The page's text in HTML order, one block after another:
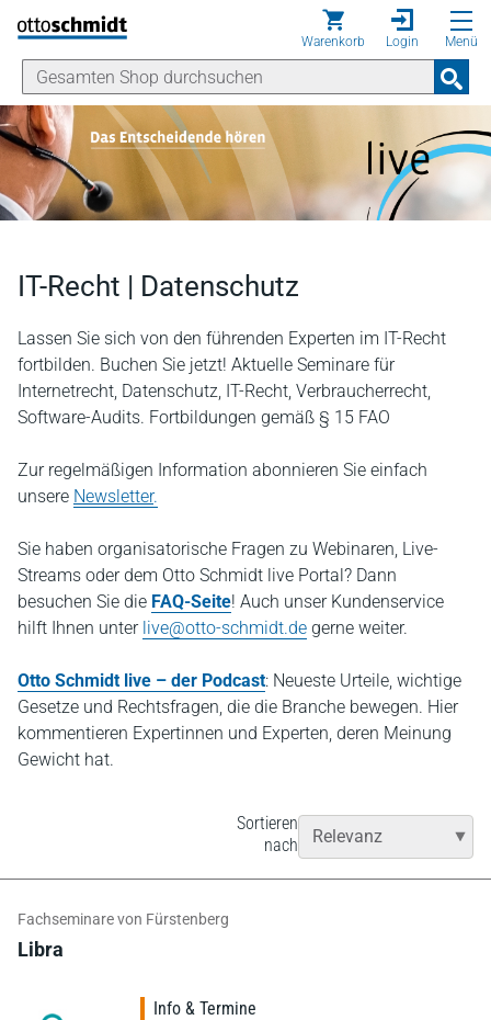
Direkt zum Inhalt
Warenkorb Login Menü
IT-Recht | Datenschutz
Lassen Sie sich von den führenden Experten im IT-Recht
fortbilden. Buchen Sie jetzt! Aktuelle Seminare für
Internetrecht, Datenschutz, IT-Recht, Verbraucherrecht,
Software-Audits. Fortbildungen gemäß § 15 FAO
Zur regelmäßigen Information abonnieren Sie einfach
unsere Newsletter.
Sie haben organisatorische Fragen zu Webinaren, Live-
Streams oder dem Otto Schmidt live Portal? Dann
besuchen Sie die FAQ-Seite! Auch unser Kundenservice
hilft Ihnen unter live@otto-schmidt.de gerne weiter.
Otto Schmidt live – der Podcast: Neueste Urteile, wichtige
Gesetze und Rechtsfragen, die die Branche bewegen. Hier
kommentieren Expertinnen und Experten, deren Meinung
Gewicht hat.
Sortieren
nach
Fachseminare von Fürstenberg
Libra
Info & Termine